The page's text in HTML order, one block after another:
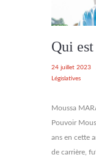
Qui
24 juillet 2023
Législatives
Moussa
Pouvoir
ans en cette
de carrière,